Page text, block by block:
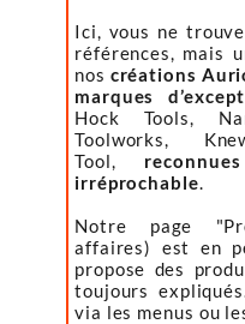
Ici, vous ne
références, mais
nos créations
marques
Hock Tools,
Toolworks,
Tool,
irréprochable.
Notre page
affaires) est en
propose des
toujours
via les menus ou